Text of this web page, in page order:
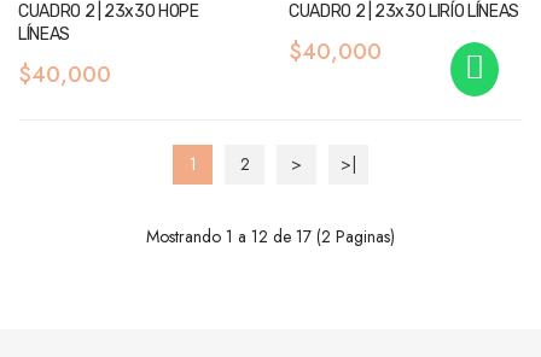
CUADRO 2 | 23x30 HOPE
LÍNEAS
$40,000
CUADRO 2 | 23x30 LIRÍO LÍNEAS
$40,000
1 2 > >|
Mostrando 1 a 12 de 17 (2 Paginas)